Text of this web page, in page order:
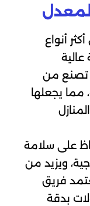
أنواع
تصنع من
مما يجعلها
على سلامة
ويزيد من
فريق
بدقة